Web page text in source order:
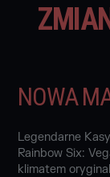
NOWA
Legendarne
Rainbow Six:
klimatem